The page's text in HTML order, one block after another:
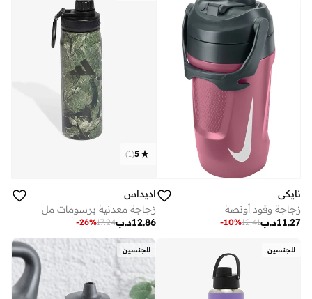
نايكي
زجاجة وقود أونصة
د.ب11.27
12.41
-10%
5
(
1
)
اديداس
زجاجة معدنية برسومات مل
د.ب12.86
17.24
-26%
للجنسين للجنسين